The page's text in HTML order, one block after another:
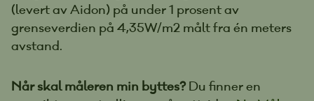
(levert av Aidon) på under 1 prosent av
grenseverdien på 4,35W/m2 målt fra én meters
avstand.
Når skal måleren min byttes? Du finner en